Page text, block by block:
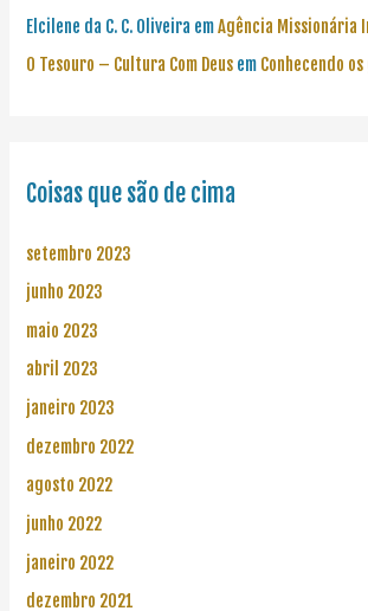
Elcilene da C. C. Oliveira emAgência Missionária
O Tesouro – Cultura Com Deus em Conhecendo
Coisas que são de cima
setembro 2023
junho 2023
maio 2023
abril 2023
janeiro 2023
dezembro 2022
agosto 2022
junho 2022
janeiro 2022
dezembro 2021